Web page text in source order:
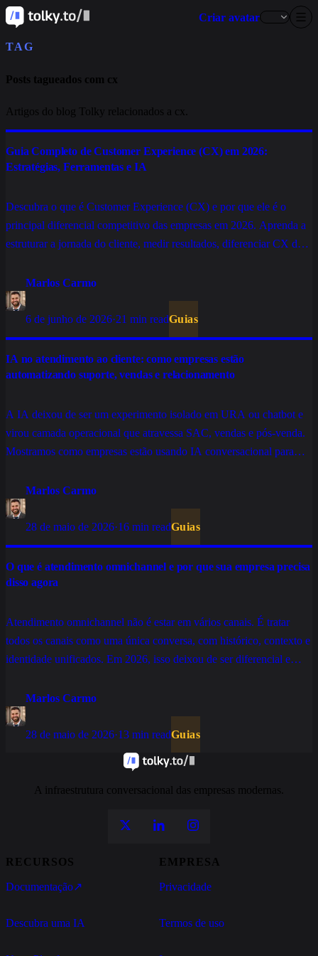
Criar avatar
TAG
Posts tagueados com cx
Artigos do blog Tolky relacionados a cx.
Guia Completo de Customer Experience (CX) em 2026:
Estratégias, Ferramentas e IA
Descubra o que é Customer Experience (CX) e por que ele é o
principal diferencial competitivo das empresas em 2026. Aprenda a
estruturar a jornada do cliente, medir resultados, diferenciar CX de
Marlos Carmo
6 de junho de 2026·21 min readGuias
IA no atendimento ao cliente: como empresas estão
automatizando suporte, vendas e relacionamento
A IA deixou de ser um experimento isolado em URA ou chatbot e
virou camada operacional que atravessa SAC, vendas e pós-venda.
Mostramos como empresas estão usando IA conversacional para
relacionamento ativo sem inflar custo.
Marlos Carmo
28 de maio de 2026·16 min readGuias
O que é atendimento omnichannel e por que sua empresa precisa
disso agora
Atendimento omnichannel não é estar em vários canais. É tratar
todos os canais como uma única conversa, com histórico, contexto e
identidade unificados. Em 2026, isso deixou de ser diferencial e
escalar sem perder qualidade.
Marlos Carmo
28 de maio de 2026·13 min readGuias
A infraestrutura conversacional das empresas modernas.
RECURSOS
Documentação↗
Descubra uma IA
EMPRESA
Privacidade
Termos de uso